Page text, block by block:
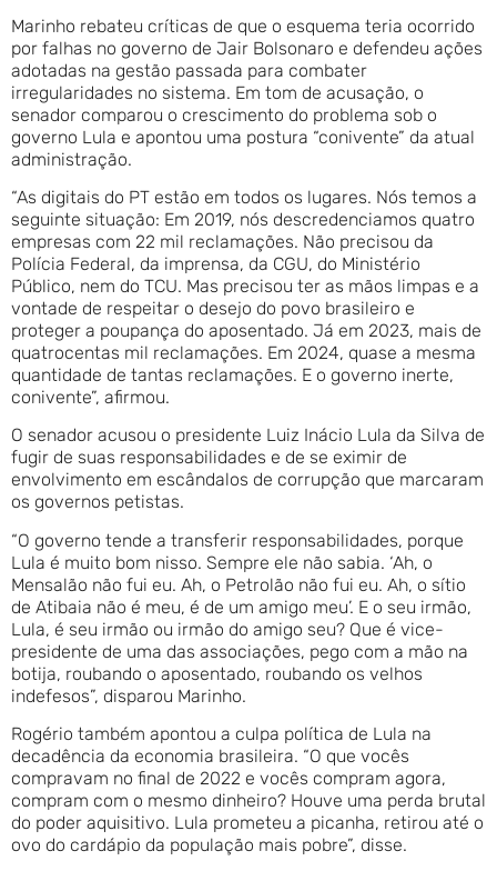
Marinho rebateu críticas de que o esquema teria ocorrido
por falhas no governo de Jair Bolsonaro e defendeu ações
adotadas na gestão passada para combater
irregularidades no sistema. Em tom de acusação, o
senador comparou o crescimento do problema sob o
governo Lula e apontou uma postura “conivente” da atual
administração.
“As digitais do PT estão em todos os lugares. Nós temos a
seguinte situação: Em 2019, nós descredenciamos quatro
empresas com 22 mil reclamações. Não precisou da
Polícia Federal, da imprensa, da CGU, do Ministério
Público, nem do TCU. Mas precisou ter as mãos limpas e a
vontade de respeitar o desejo do povo brasileiro e
proteger a poupança do aposentado. Já em 2023, mais de
quatrocentas mil reclamações. Em 2024, quase a mesma
quantidade de tantas reclamações. E o governo inerte,
conivente”, afirmou.
O senador acusou o presidente Luiz Inácio Lula da Silva de
fugir de suas responsabilidades e de se eximir de
envolvimento em escândalos de corrupção que marcaram
os governos petistas.
“O governo tende a transferir responsabilidades, porque
Lula é muito bom nisso. Sempre ele não sabia. ‘Ah, o
Mensalão não fui eu. Ah, o Petrolão não fui eu. Ah, o sítio
de Atibaia não é meu, é de um amigo meu’. E o seu irmão,
Lula, é seu irmão ou irmão do amigo seu? Que é vice-
presidente de uma das associações, pego com a mão na
botija, roubando o aposentado, roubando os velhos
indefesos”, disparou Marinho.
Rogério também apontou a culpa política de Lula na
decadência da economia brasileira. “O que vocês
compravam no final de 2022 e vocês compram agora,
compram com o mesmo dinheiro? Houve uma perda brutal
do poder aquisitivo. Lula prometeu a picanha, retirou até o
ovo do cardápio da população mais pobre”, disse.